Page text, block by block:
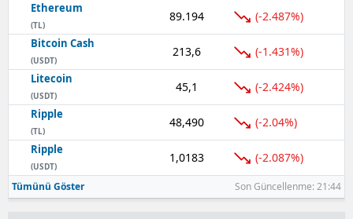
Kırıkkale
Batman
Şırnak
Ardahan
Iğdır
Ethereum
(TL)
89.194 (-2.487%)
Bitcoin Cash
(USDT)
213,6 (-1.431%)
Litecoin
(USDT)
45,1 (-2.424%)
Ripple
(TL)
48,490 (-2.04%)
Ripple
(USDT)
1,0183 (-2.087%)
Tümünü Göster Son Güncellenme: 21:44